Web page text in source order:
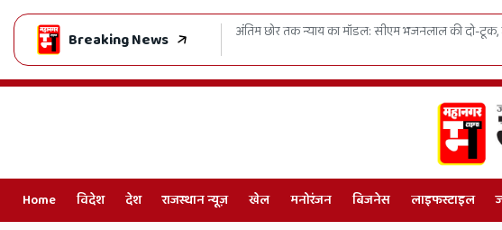
Breaking News
मॉडल: सीएम भजनलाल की दो-टूक, जनहित में ढिलाई नहीं - लोक अभियोजकों की बढ़ाई फीस
Home विदेश देश राजस्थान न्यूज़ खेल मनोरंजन बिजनेस लाइफस्टाइल